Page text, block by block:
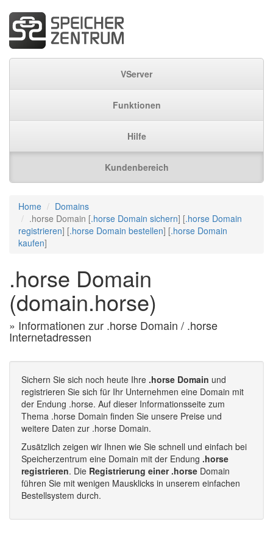
VServer
Funktionen
Hilfe
Kundenbereich
Home
Domains
.horse Domain [.horse Domain sichern] [.horse Domain
registrieren] [.horse Domain bestellen] [.horse Domain
kaufen]
.horse Domain
(domain.horse)
» Informationen zur .horse Domain / .horse
Internetadressen
Sichern Sie sich noch heute Ihre .horse Domain und
registrieren Sie sich für Ihr Unternehmen eine Domain mit
der Endung .horse. Auf dieser Informationsseite zum
Thema .horse Domain finden Sie unsere Preise und
weitere Daten zur .horse Domain.
Zusätzlich zeigen wir Ihnen wie Sie schnell und einfach bei
Speicherzentrum eine Domain mit der Endung .horse
registrieren. Die Registrierung einer .horse Domain
führen Sie mit wenigen Mausklicks in unserem einfachen
Bestellsystem durch.